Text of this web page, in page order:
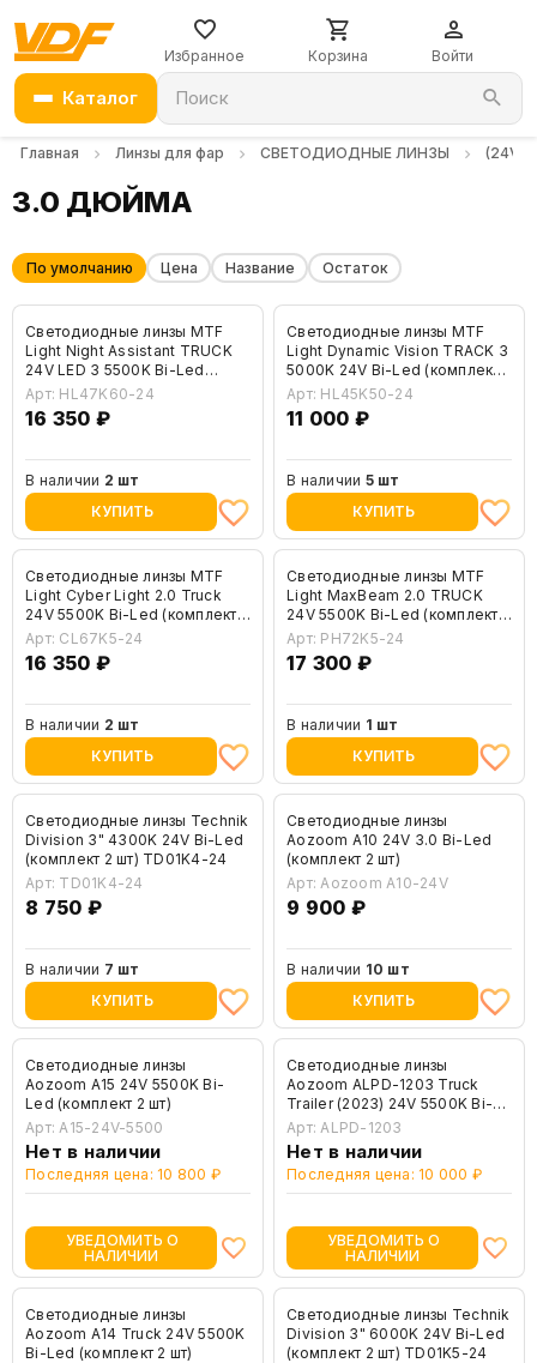
Избранное Корзина Войти
Каталог Поиск
Главная Линзы для фар СВЕТОДИОДНЫЕ ЛИНЗЫ (24V)
3.0 ДЮЙМА
По умолчанию Цена Название Остаток
Светодиодные линзы MTF
Light Night Assistant TRUCK
24V LED 3 5500K Bi-Led
(комплект 2 шт) HL47K60
Арт: HL47K60-24
16 350 ₽
В наличии 2 шт
КУПИТЬ
Светодиодные линзы MTF
Light Dynamic Vision TRACK 3
5000K 24V Bi-Led (комплект 2
шт) HL45K50-24
Арт: HL45K50-24
11 000 ₽
В наличии 5 шт
КУПИТЬ
Светодиодные линзы MTF
Light Cyber Light 2.0 Truck
24V 5500K Bi-Led (комплект 2
шт) CL67K5-24
Арт: CL67K5-24
16 350 ₽
В наличии 2 шт
КУПИТЬ
Светодиодные линзы MTF
Light MaxBeam 2.0 TRUCK
24V 5500K Bi-Led (комплект 2
шт) PH72K5-24
Арт: PH72K5-24
17 300 ₽
В наличии 1 шт
КУПИТЬ
Светодиодные линзы Technik
Division 3" 4300K 24V Bi-Led
(комплект 2 шт) TD01K4-24
Арт: TD01K4-24
8 750 ₽
В наличии 7 шт
КУПИТЬ
Светодиодные линзы
Aozoom A10 24V 3.0 Bi-Led
(комплект 2 шт)
Арт: Aozoom A10-24V
9 900 ₽
В наличии 10 шт
КУПИТЬ
Светодиодные линзы
Aozoom A15 24V 5500K Bi-
Led (комплект 2 шт)
Арт: A15-24V-5500
Нет в наличии
Последняя цена: 10 800 ₽
УВЕДОМИТЬ О
НАЛИЧИИ
Светодиодные линзы
Aozoom ALPD-1203 Truck
Trailer (2023) 24V 5500K Bi-
Led (комплект 2 шт)
Арт: ALPD-1203
Нет в наличии
Последняя цена: 10 000 ₽
УВЕДОМИТЬ О
НАЛИЧИИ
Светодиодные линзы
Aozoom A14 Truck 24V 5500K
Bi-Led (комплект 2 шт)
Светодиодные линзы Technik
Division 3" 6000K 24V Bi-Led
(комплект 2 шт) TD01K5-24